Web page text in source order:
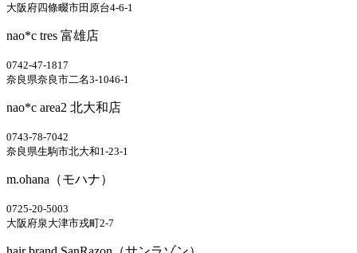
大阪府四條畷市田原台4-6-1
nao*c tres 富雄店
0742-47-1817
奈良県奈良市二名3-1046-1
nao*c area2 北大和店
0743-78-7042
奈良県生駒市北大和1-23-1
m.ohana（モハナ）
0725-20-5003
大阪府泉大津市戎町2-7